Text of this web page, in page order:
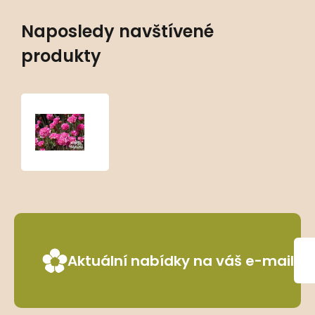
Naposledy navštívené
produkty
Aktuální nabídky na váš e-mail